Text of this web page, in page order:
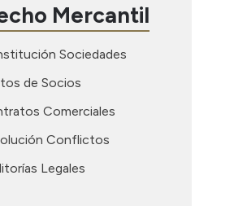
Mercantil
Sociedades
de Socios
Comerciales
Conflictos
Legales